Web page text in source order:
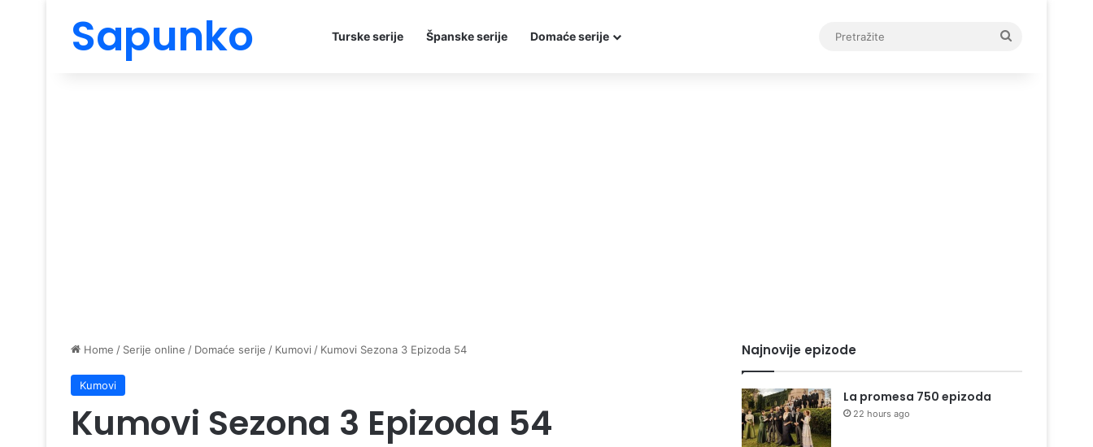
Sapunko Turske serije Španske serije Domaće serije
Home / Serije online / Domaće serije / Kumovi / Kumovi Sezona 3 Epizoda 54
Kumovi
Kumovi Sezona 3 Epizoda 54
Najnovije epizode
La promesa 750 epizoda
22 hours ago